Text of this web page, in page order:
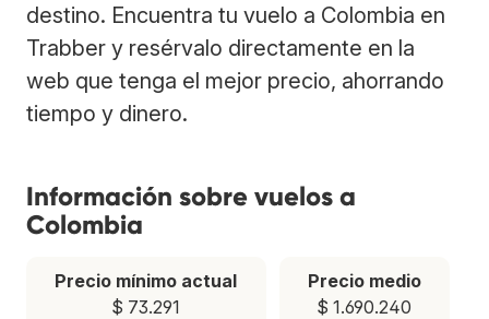
destino. Encuentra tu vuelo a Colombia en
Trabber y resérvalo directamente en la
web que tenga el mejor precio, ahorrando
tiempo y dinero.
Información sobre vuelos a
Colombia
Precio mínimo actual
$ 73.291
Precio medio
$ 1.690.240